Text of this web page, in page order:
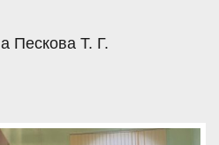
Пескова Т. Г.